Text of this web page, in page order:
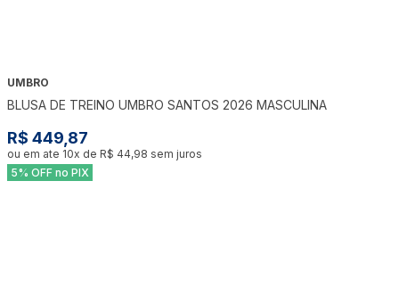
UMBRO
BLUSA DE TREINO UMBRO SANTOS 2026 MASCULINA
R$ 449,87
ou em ate 10x de R$ 44,98 sem juros
5% OFF no PIX